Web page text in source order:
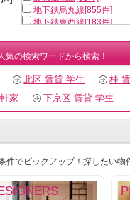
地下鉄烏丸線[855件]
地下鉄東西線[183件]
近鉄京都線[199件]
叡山叡山線[5件]
京福北野線[3件]
気の検索ワードから検索！
北区 賃貸 学生
桂
家 下京区 賃貸 学生
件でピックアップ！探したい物